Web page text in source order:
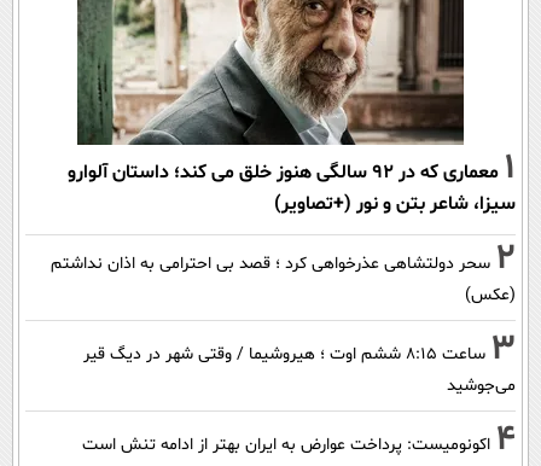
1
معماری که در 92 سالگی هنوز خلق می کند؛ داستان آلوارو
سیزا، شاعر بتن و نور (+تصاویر)
2 سحر دولتشاهی عذرخواهی کرد ؛ قصد بی احترامی به اذان نداشتم
(عکس)
3
ساعت ۸:۱۵ ششم اوت ؛ هیروشیما / وقتی شهر در دیگ قیر
می‌جوشید
4 اکونومیست: پرداخت عوارض به ایران بهتر از ادامه تنش است